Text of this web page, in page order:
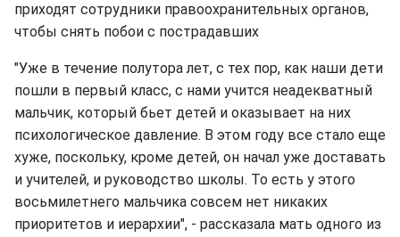
приходят сотрудники правоохранительных органов,
чтобы снять побои с пострадавших
"Уже в течение полутора лет, с тех пор, как наши дети
пошли в первый класс, с нами учится неадекватный
мальчик, который бьет детей и оказывает на них
психологическое давление. В этом году все стало еще
хуже, поскольку, кроме детей, он начал уже доставать
и учителей, и руководство школы. То есть у этого
восьмилетнего мальчика совсем нет никаких
приоритетов и иерархии", - рассказала мать одного из